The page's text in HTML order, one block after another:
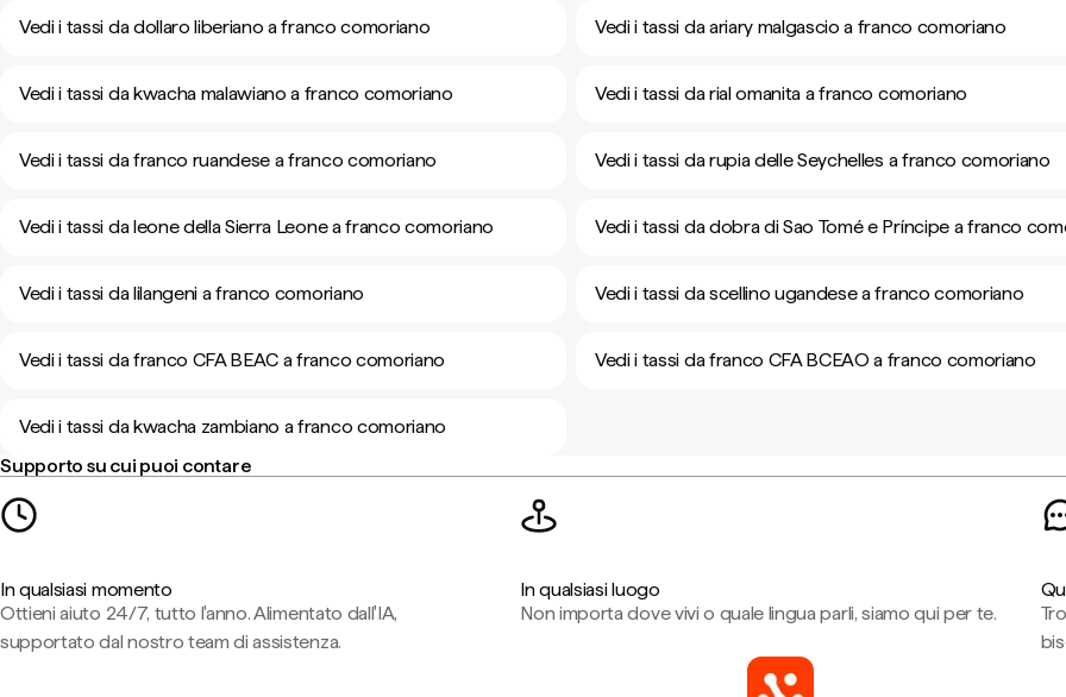
Vedi i tassi da dollaro liberiano a franco comoriano Vedi i tassi da ariary malgascio a franco comoriano
Vedi i tassi da kwacha malawiano a franco comoriano Vedi i tassi da rial omanita a franco comoriano
Vedi i tassi da franco ruandese a franco comoriano Vedi i tassi da rupia delle Seychelles a franco comoriano
Vedi i tassi da leone della Sierra Leone a franco comoriano Vedi i tassi da dobra di Sao Tomé e Príncipe a franco
Vedi i tassi da lilangeni a franco comoriano Vedi i tassi da scellino ugandese a franco comoriano
Vedi i tassi da franco CFA BEAC a franco comoriano Vedi i tassi da franco CFA BCEAO a franco comoriano
Vedi i tassi da kwacha zambiano a franco comoriano
Supporto su cui puoi contare
In qualsiasi momento
Ottieni aiuto 24/7, tutto l'anno. Alimentato dall'IA,
supportato dal nostro team di assistenza.
In qualsiasi luogo
Non importa dove vivi o quale lingua parli, siamo qui per te.